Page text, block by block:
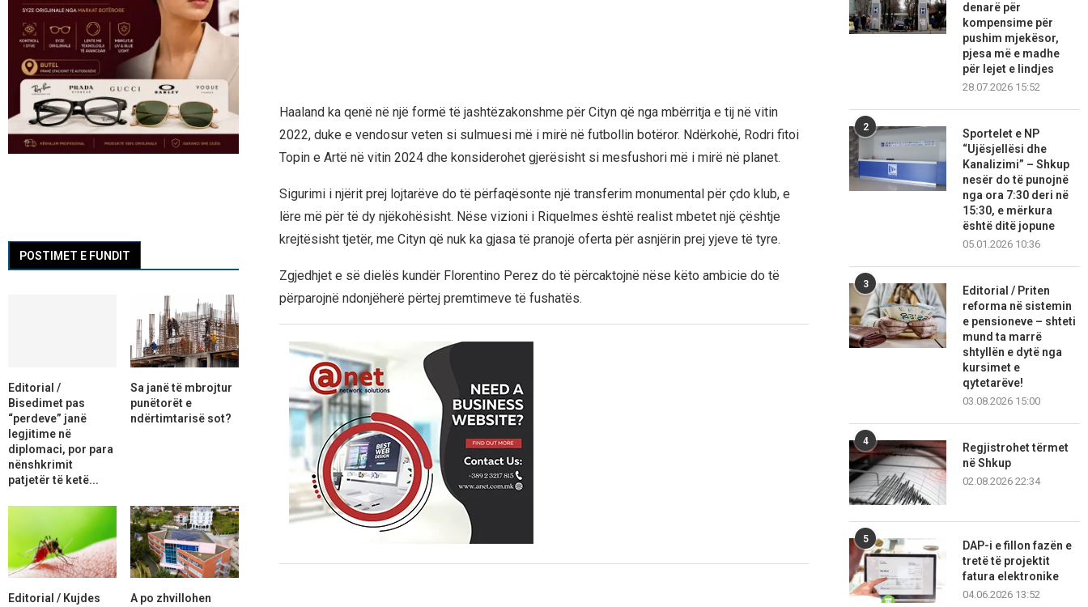
Haaland ka qenë në një formë të jashtëzakonshme për Cityn që nga mbërritja e tij në vitin
2022, duke e vendosur veten si sulmuesi më i mirë në futbollin botëror. Ndërkohë, Rodri fitoi
Topin e Artë në vitin 2024 dhe konsiderohet gjerësisht si mesfushori më i mirë në planet.
Sigurimi i njërit prej lojtarëve do të përfaqësonte një transferim monumental për çdo klub, e
lëre më për të dy njëkohësisht. Nëse vizioni i Riquelmes është realist mbetet një çështje
krejtësisht tjetër, me Cityn që nuk ka gjasa të pranojë oferta për asnjërin prej yjeve të tyre.
Zgjedhjet e së dielës kundër Florentino Perez do të përcaktojnë nëse këto ambicie do të
përparojnë ndonjëherë përtej premtimeve të fushatës.
denarë për
kompensime për
pushim mjekësor,
pjesa më e madhe
për lejet e lindjes
28.07.2026 15:52
2
Sportelet e NP
“Ujësjellësi dhe
Kanalizimi” – Shkup
nesër do të punojnë
nga ora 7:30 deri në
15:30, e mërkura
është ditë jopune
05.01.2026 10:36
3
Editorial / Priten
reforma në sistemin
e pensioneve – shteti
mund ta marrë
shtyllën e dytë nga
kursimet e
qytetarëve!
03.08.2026 15:00
4
Regjistrohet tërmet
në Shkup
02.08.2026 22:34
5
DAP-i e fillon fazën e
tretë të projektit
fatura elektronike
04.06.2026 13:52
POSTIMET E FUNDIT
Editorial /
Bisedimet pas
“perdeve” janë
legjitime në
diplomaci, por para
nënshkrimit
patjetër të ketë...
Sa janë të mbrojtur
punëtorët e
ndërtimtarisë sot?
Editorial / Kujdes
A po zhvillohen